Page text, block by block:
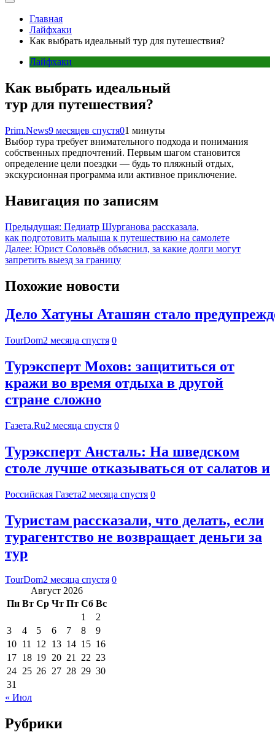
Главная
Лайфхаки
Как выбрать идеальный тур для путешествия?
Лайфхаки
Как выбрать идеальный
тур для путешествия?
Prim.News9 месяцев спустя01 минуты
Выбор тура требует внимательного подхода и понимания
собственных предпочтений. Первым шагом становится
определение цели поездки — будь то пляжный отдых,
экскурсионная программа или активное приключение.
Навигация по записям
Предыдущая: Педиатр Шурганова рассказала,
как подготовить малыша к путешествию на самолете
Далее: Юрист Соловьёв объяснил, за какие долги могут
запретить выезд за границу
Похожие новости
Дело Хатуны Аташян стало
TourDom2 месяца спустя 0
Турэксперт Мохов: защититься от
кражи во время отдыха в другой
стране сложно
Газета.Ru2 месяца спустя 0
Турэксперт Ансталь: На шведском
столе лучше отказываться от салатов и
Российская Газета2 месяца спустя 0
Туристам рассказали, что делать, если
турагентство не возвращает деньги за
тур
TourDom2 месяца спустя 0
Август 2026
Пн Вт Ср Чт Пт Сб Вс
1
2
3
4 5 6 7 8
9
10 11 12 13 14 15 16
17 18 19 20 21 22 23
24 25 26 27 28 29 30
31
« Июл
Рубрики